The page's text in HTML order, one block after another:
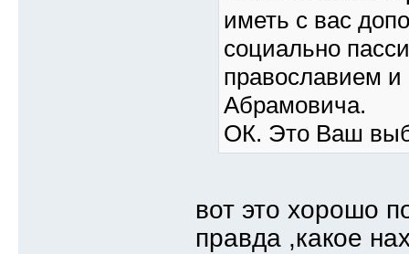
иметь с вас
социально
православием
Абрамовича.
ОК. Это Ваш
вот это хорошо
правда ,какое